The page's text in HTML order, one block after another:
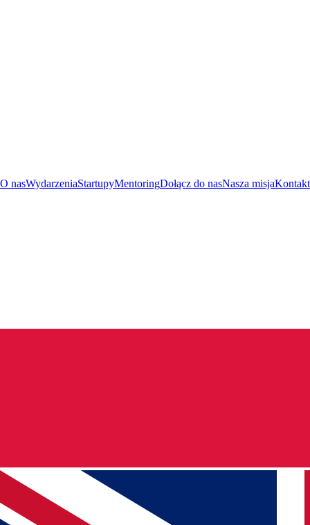
O nasWydarzeniaStartupyMentoringDołącz do nasNasza misjaKontakt